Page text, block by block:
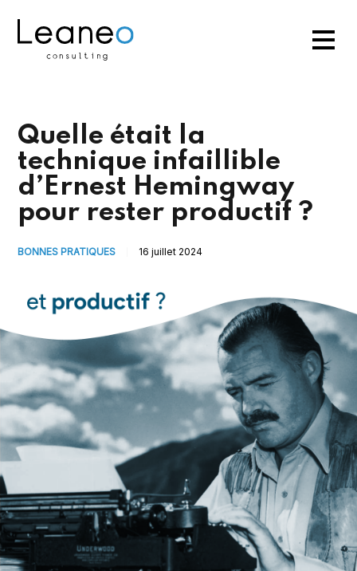
Quelle était la
technique infaillible
d’Ernest Hemingway
pour rester productif ?
BONNES PRATIQUES 16 juillet 2024